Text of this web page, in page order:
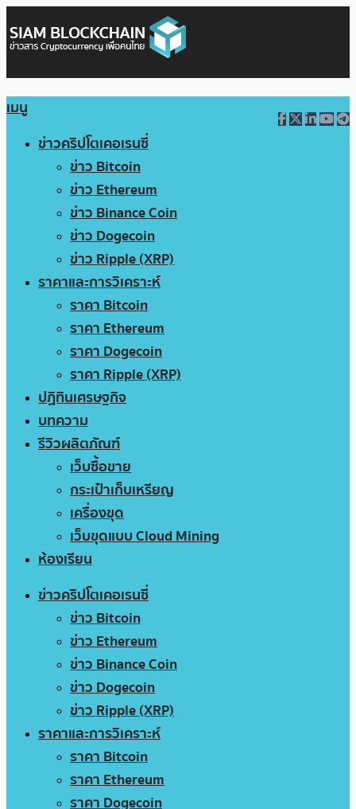
เมนู
ข่าวคริปโตเคอเรนซี่
ข่าว Bitcoin
ข่าว Ethereum
ข่าว Binance Coin
ข่าว Dogecoin
ข่าว Ripple (XRP)
ราคาและการวิเคราะห์
ราคา Bitcoin
ราคา Ethereum
ราคา Dogecoin
ราคา Ripple (XRP)
ปฏิทินเศรษฐกิจ
บทความ
รีวิวผลิตภัณฑ์
เว็บซื้อขาย
กระเป๋าเก็บเหรียญ
เครื่องขุด
เว็บขุดแบบ Cloud Mining
ห้องเรียน
ข่าวคริปโตเคอเรนซี่
ข่าว Bitcoin
ข่าว Ethereum
ข่าว Binance Coin
ข่าว Dogecoin
ข่าว Ripple (XRP)
ราคาและการวิเคราะห์
ราคา Bitcoin
ราคา Ethereum
ราคา Dogecoin